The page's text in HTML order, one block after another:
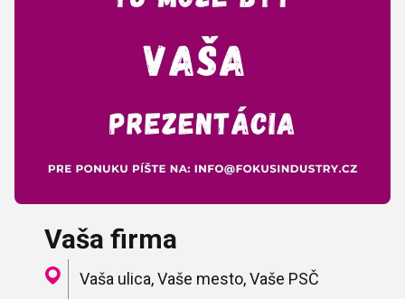
Vaša firma
Vaša ulica, Vaše mesto, Vaše PSČ